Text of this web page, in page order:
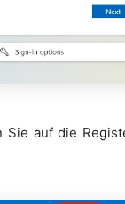
Sie auf die